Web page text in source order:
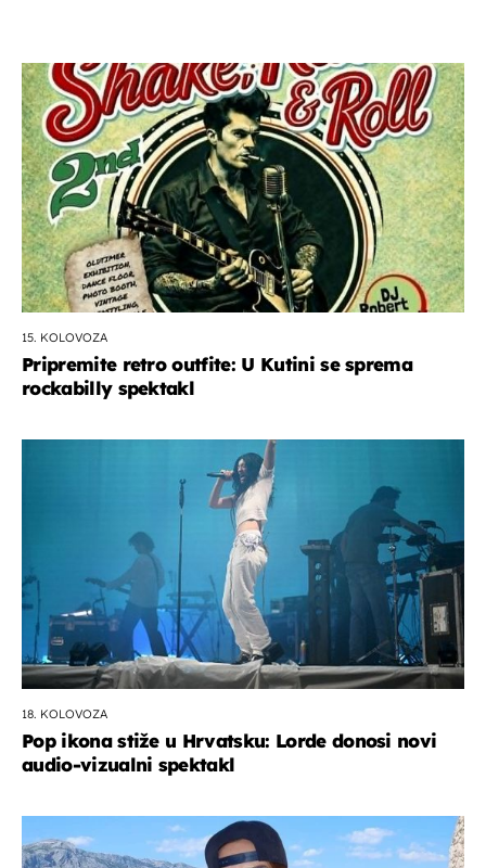
15. KOLOVOZA
Pripremite retro outfite: U Kutini se sprema
rockabilly spektakl
18. KOLOVOZA
Pop ikona stiže u Hrvatsku: Lorde donosi novi
audio-vizualni spektakl